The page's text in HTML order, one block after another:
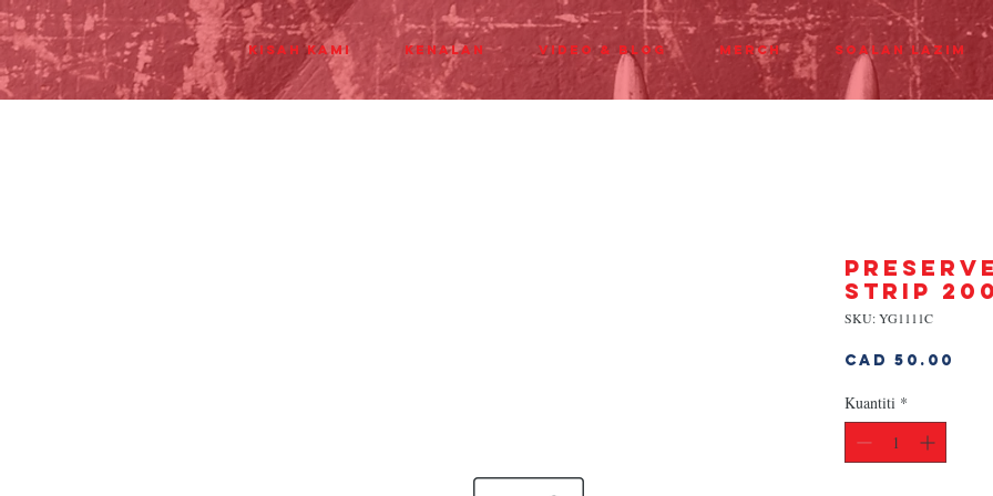
Kisah Kami Kenalan Video & Blog Merch Soalan Lazim
STRIP
SKU: YG1111C
CAD 50.00
Kuantiti *